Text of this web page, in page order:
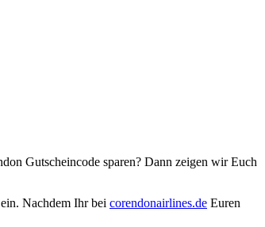
Gutscheincode sparen? Dann zeigen wir Euch
Nachdem Ihr bei corendonairlines.de Euren